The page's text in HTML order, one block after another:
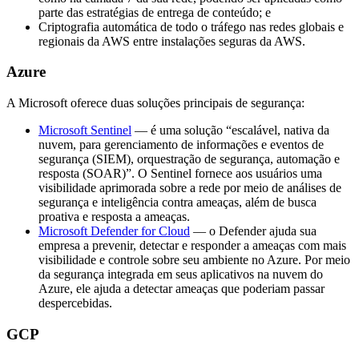
parte das estratégias de entrega de conteúdo; e
Criptografia automática de todo o tráfego nas redes globais e
regionais da AWS entre instalações seguras da AWS.
Azure
A Microsoft oferece duas soluções principais de segurança:
Microsoft Sentinel — é uma solução “escalável, nativa da
nuvem, para gerenciamento de informações e eventos de
segurança (SIEM), orquestração de segurança, automação e
resposta (SOAR)”. O Sentinel fornece aos usuários uma
visibilidade aprimorada sobre a rede por meio de análises de
segurança e inteligência contra ameaças, além de busca
proativa e resposta a ameaças.
Microsoft Defender for Cloud — o Defender ajuda sua
empresa a prevenir, detectar e responder a ameaças com mais
visibilidade e controle sobre seu ambiente no Azure. Por meio
da segurança integrada em seus aplicativos na nuvem do
Azure, ele ajuda a detectar ameaças que poderiam passar
despercebidas.
GCP